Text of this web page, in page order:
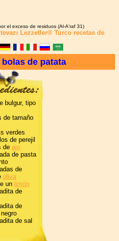
el exceso de residuos (Al-A'raf 31)
Lezzetler® Turco recetas de
de patata
bulgur, tipo
de tamaño
s verdes
de perejil
de ajo
de pasta
de
oliva
un limón
de
de
negro
de sal